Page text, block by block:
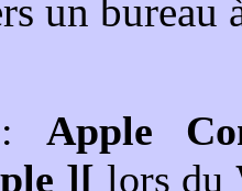
un bureau
Apple
][ lors du